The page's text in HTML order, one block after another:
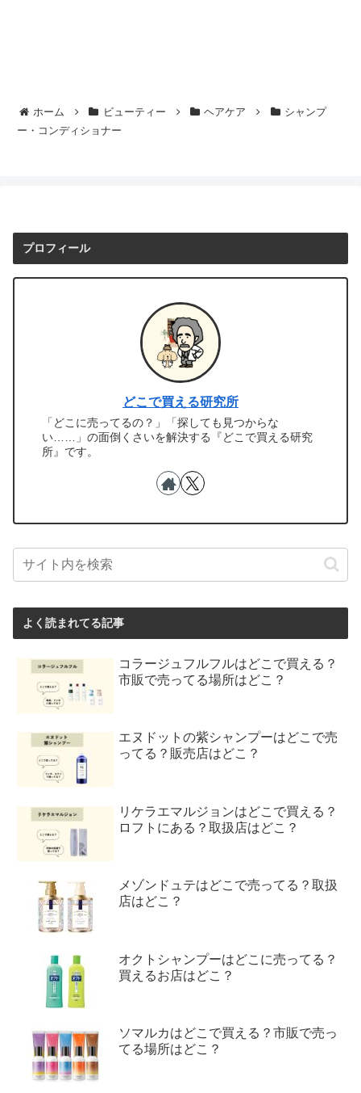
ホーム ビューティー ヘアケア
シャンプ
ー・コンディショナー
プロフィール
どこで買える研究所
「どこに売ってるの？」「探しても見つからな
い……」の面倒くさいを解決する『どこで買える研究
所』です。
よく読まれてる記事
コラージュフルフルはどこで買える？
市販で売ってる場所はどこ？
エヌドットの紫シャンプーはどこで売
ってる？販売店はどこ？
リケラエマルジョンはどこで買える？
ロフトにある？取扱店はどこ？
メゾンドュテはどこで売ってる？取扱
店はどこ？
オクトシャンプーはどこに売ってる？
買えるお店はどこ？
ソマルカはどこで買える？市販で売っ
てる場所はどこ？